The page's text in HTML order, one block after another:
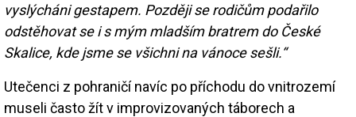
vyslýcháni gestapem. Později se rodičům podařilo
odstěhovat se i s mým mladším bratrem do České
Skalice, kde jsme se všichni na vánoce sešli.“
Utečenci z pohraničí navíc po příchodu do vnitrozemí
museli často žít v improvizovaných táborech a